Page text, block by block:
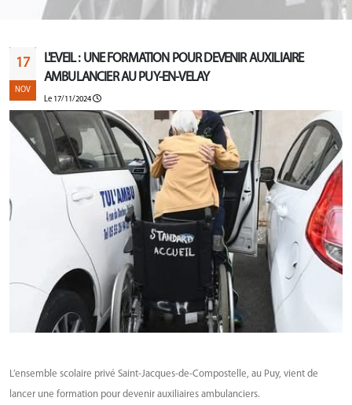
17
NOV
L'EVEIL : UNE FORMATION POUR DEVENIR AUXILIAIRE
AMBULANCIER AU PUY-EN-VELAY
Le 17/11/2024
L’ensemble scolaire privé Saint-Jacques-de-Compostelle, au Puy, vient de
lancer une formation pour devenir auxiliaires ambulanciers.